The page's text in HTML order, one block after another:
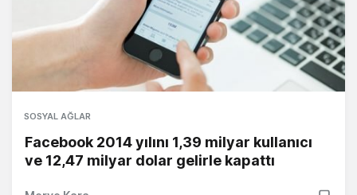
SOSYAL AĞLAR
Facebook 2014 yılını 1,39 milyar kullanıcı
ve 12,47 milyar dolar gelirle kapattı